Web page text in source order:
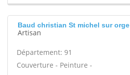
Baud christian St michel sur orge
Artisan
Département: 91
Couverture - Peinture -